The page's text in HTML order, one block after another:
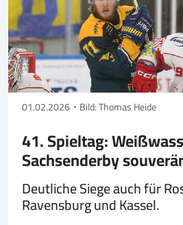
01.02.2026 Bild: Thomas Heide
41. Spieltag:
Sachsenderby
Deutliche Siege auch für
Ravensburg und Kassel.